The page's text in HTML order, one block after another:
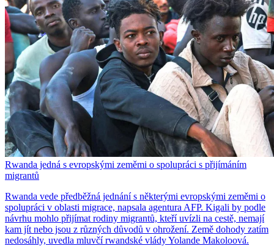
Rwanda jedná s evropskými zeměmi o spolupráci s přijímáním
migrantů
Rwanda vede předběžná jednání s některými evropskými zeměmi o
spolupráci v oblasti migrace, napsala agentura AFP. Kigali by podle
návrhu mohlo přijímat rodiny migrantů, kteří uvízli na cestě, nemají
kam jít nebo jsou z různých důvodů v ohrožení. Země dohody zatím
nedosáhly, uvedla mluvčí rwandské vlády Yolande Makoloová.